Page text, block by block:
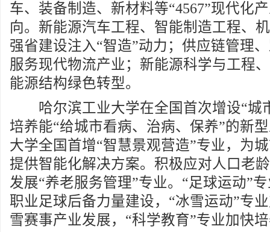
车、装备制造、新材料等“4567”现代化
向。新能源汽车工程、智能制造工程、
强省建设注入“智造”动力；供应链管理
服务现代物流产业；新能源科学与工程
能源结构绿色转型。
哈尔滨工业大学在全国首次增设“城
培养能“给城市看病、治病、保养”的新
大学全国首增“智慧景观营造”专业，为
提供智能化解决方案。积极应对人口老
发展“养老服务管理”专业。“足球运动”
职业足球后备力量建设，“冰雪运动”专
雪赛事产业发展，“科学教育”专业加快